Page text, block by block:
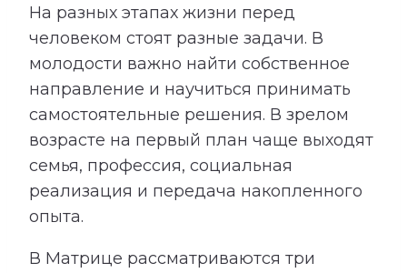
На разных этапах жизни перед
человеком стоят разные задачи. В
молодости важно найти собственное
направление и научиться принимать
самостоятельные решения. В зрелом
возрасте на первый план чаще выходят
семья, профессия, социальная
реализация и передача накопленного
опыта.
В Матрице рассматриваются три